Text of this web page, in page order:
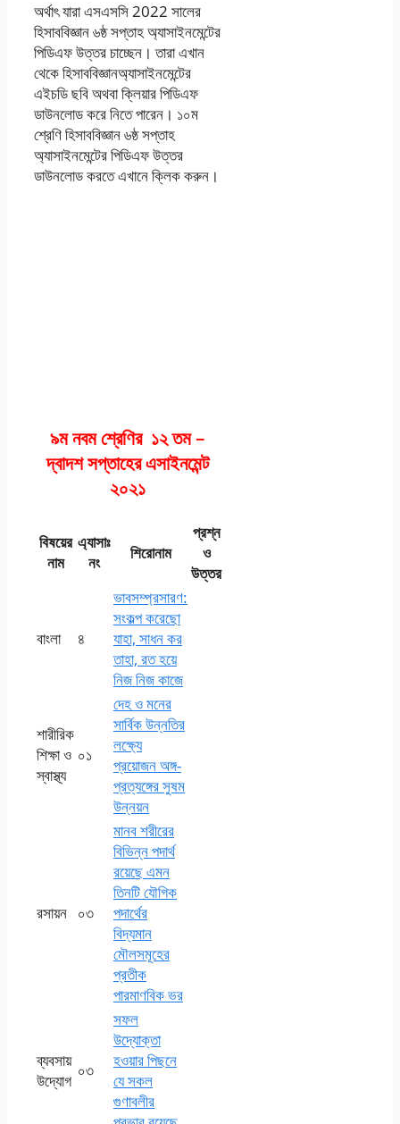
অর্থাৎ যারা এসএসসি 2022 সালের
হিসাববিজ্ঞান ৬ষ্ঠ সপ্তাহ অ্যাসাইনমেন্টের
পিডিএফ উত্তর চাচ্ছেন। তারা এখান
থেকে হিসাববিজ্ঞানঅ্যাসাইনমেন্টের
এইচডি ছবি অথবা ক্লিয়ার পিডিএফ
ডাউনলোড করে নিতে পারেন। ১০ম
শ্রেণি হিসাববিজ্ঞান ৬ষ্ঠ সপ্তাহ
অ্যাসাইনমেন্টের পিডিএফ উত্তর
ডাউনলোড করতে এখানে ক্লিক করুন।
৯ম নবম শ্রেণির ১২ তম –
দ্বাদশ সপ্তাহের এসাইনমেন্ট
২০২১
বিষয়ের
নাম
এ্যাসাঃ
নং
শিরোনাম
প্রশ্ন
ও
উত্তর
বাংলা ৪
ভাবসম্প্রসারণ:
সংকল্প করেছো
যাহা, সাধন কর
তাহা, রত হয়ে
নিজ নিজ কাজে
শারীরিক
শিক্ষা ও
স্বাস্থ্য
০১
দেহ ও মনের
সার্বিক উন্নতির
লক্ষ্যে
প্রয়োজন অঙ্গ-
প্রত্যঙ্গের সুষম
উন্নয়ন
রসায়ন ০৩
মানব শরীরের
বিভিন্ন পদার্থ
রয়েছে এমন
তিনটি যৌগিক
পদার্থের
বিদ্যমান
মৌলসমূহের
প্রতীক
পারমাণবিক ভর
ব্যবসায়
উদ্যোগ
০৩
সফল
উদ্যোক্তা
হওয়ার পিছনে
যে সকল
গুণাবলীর